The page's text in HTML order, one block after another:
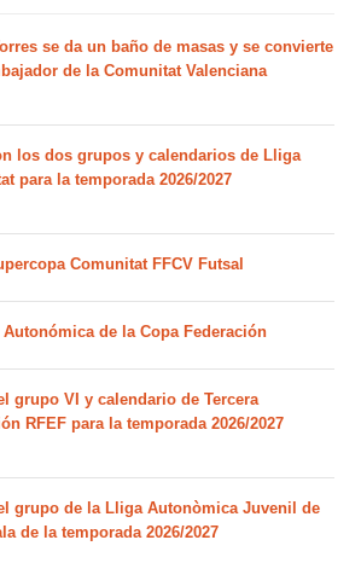
se da un baño de masas y se convierte
de la Comunitat Valenciana
los dos grupos y calendarios de Lliga
para la temporada 2026/2027
Comunitat FFCV Futsal
de la Copa Federación
grupo VI y calendario de Tercera
RFEF para la temporada 2026/2027
grupo de la Lliga Autonòmica Juvenil de
de la temporada 2026/2027